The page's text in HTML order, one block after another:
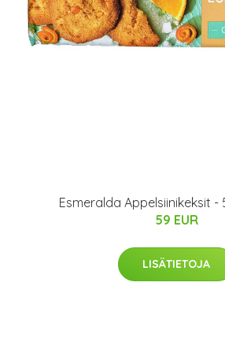
Esmeralda Appelsiinikeksit -
59 EUR
LISÄTIETOJA